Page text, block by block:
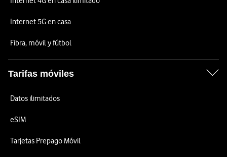
Internet 5G en casa
Fibra, móvil y fútbol
Tarifas móviles
Datos ilimitados
eSIM
Tarjetas Prepago Móvil